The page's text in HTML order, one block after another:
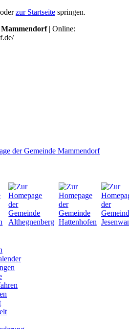
oderzur Startseite springen.
Mammendorf| Online: